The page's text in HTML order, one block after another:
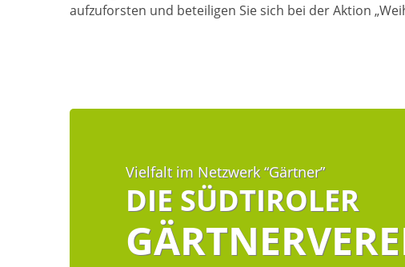
aufzuforsten und beteiligen Sie sich bei der Aktion
Vielfalt im Netzwerk “Gärtner”
DIE SÜDTIROLER